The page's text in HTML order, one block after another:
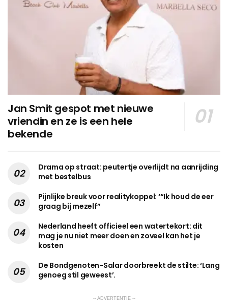
Jan Smit gespot met nieuwe
vriendin en ze is een hele
bekende
Drama op straat: peutertje overlijdt na aanrijding
met bestelbus
Pijnlijke breuk voor realitykoppel: ‘“Ik houd de eer
graag bij mezelf”
Nederland heeft officieel een watertekort: dit
mag je nu niet meer doen en zoveel kan het je
kosten
De Bondgenoten-Salar doorbreekt de stilte: ‘Lang
genoeg stil geweest’.
-- ADVERTENTIE --